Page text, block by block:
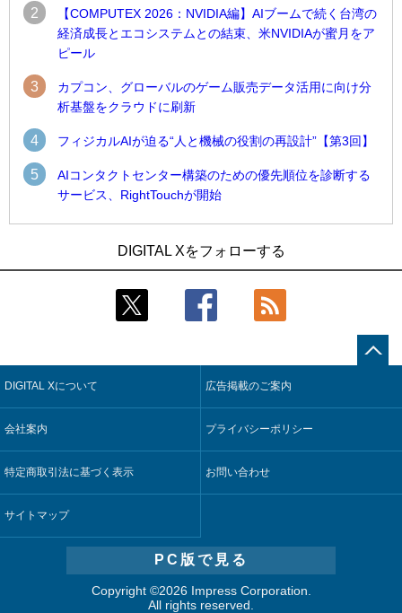
2
【COMPUTEX 2026：NVIDIA編】AIブームで続く台湾の
経済成長とエコシステムとの結束、米NVIDIAが蜜月をア
ピール
3
カプコン、グローバルのゲーム販売データ活用に向け分
析基盤をクラウドに刷新
4 フィジカルAIが迫る“人と機械の役割の再設計”【第3回】
5
AIコンタクトセンター構築のための優先順位を診断する
サービス、RightTouchが開始
技術を使う抽出方法の研究開始
Umios、消費者起点の販売計画策定に向けたAIシステムを本格
コスモ石油、製油所の設備点検への四足歩行ロボット利用を
検証
【COMPUTEX 2026：Arm編】チップ自社製造で鍵を握る台
5 フィジカルAIが迫る“人と機械の役割の再設計”【第3回】
合基盤を本格稼働
鹿島建設、鋼管柱へのコンクリート充填時の異常を検出する
AIを遠隔監視システムに実装
近大病院と中外製薬、治験参加者組み入れに電子カルテとAI
技術を使う抽出方法の研究開始
そもそも今の仕事はAIエージェントを求めているのか【第25
5
製造業の現場の暗黙知を組織横断で活用するためのナレッジ
管理基盤、LIGHTzが提供
DIGITAL Xをフォローする
DIGITAL Xについて 広告掲載のご案内
会社案内 プライバシーポリシー
特定商取引法に基づく表示 お問い合わせ
サイトマップ
PC版で見る
Copyright ©2026 Impress Corporation.
All rights reserved.